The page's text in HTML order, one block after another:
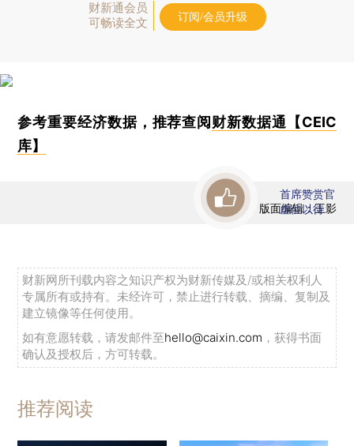
财新通会员
可畅读全文
订阅/会员升级
参考重要经济数据，推荐查阅财新数据通【CEIC
库】
版面编辑：王影
首席赞赏官
虚位以待
财新网所刊载内容之知识产权为财新传媒及/或相关权利人
专属所有或持有。未经许可，禁止进行转载、摘编、复制及
建立镜像等任何使用。
如有意愿转载，请发邮件至hello@caixin.com ，获得书面
确认及授权后，方可转载。
推荐阅读